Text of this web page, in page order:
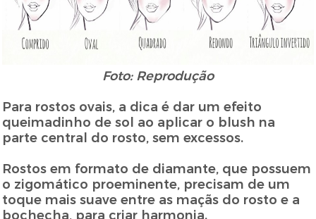
Foto: Reprodução
Para rostos ovais, a dica é dar um efeito
queimadinho de sol ao aplicar o blush na
parte central do rosto, sem excessos.
Rostos em formato de diamante, que possuem
o zigomático proeminente, precisam de um
toque mais suave entre as maçãs do rosto e a
bochecha, para criar harmonia.